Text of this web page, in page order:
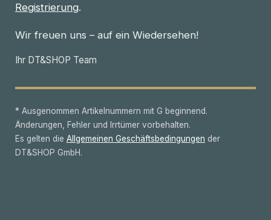
Registrierung.
Wir freuen uns – auf ein Wiedersehen!
Ihr DT&SHOP Team
* Ausgenommen Artikelnummern mit G beginnend.
Änderungen, Fehler und Irrtümer vorbehalten.
Es gelten die Allgemeinen Geschäftsbedingungen der
DT&SHOP GmbH.